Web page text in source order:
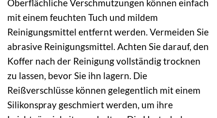
Oberflächliche Verschmutzungen können einfach
mit einem feuchten Tuch und mildem
Reinigungsmittel entfernt werden. Vermeiden Sie
abrasive Reinigungsmittel. Achten Sie darauf, den
Koffer nach der Reinigung vollständig trocknen
zu lassen, bevor Sie ihn lagern. Die
Reißverschlüsse können gelegentlich mit einem
Silikonspray geschmiert werden, um ihre